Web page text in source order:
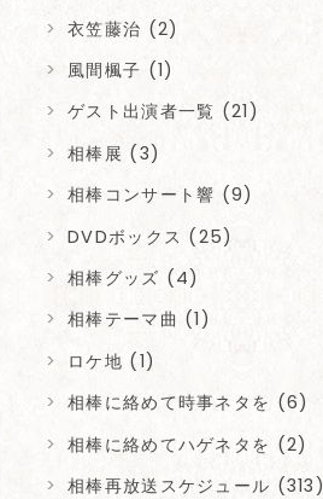
衣笠藤治 (2)
風間楓子 (1)
ゲスト出演者一覧 (21)
相棒展 (3)
相棒コンサート響 (9)
DVDボックス (25)
相棒グッズ (4)
相棒テーマ曲 (1)
ロケ地 (1)
相棒に絡めて時事ネタを (6)
相棒に絡めてハゲネタを (2)
相棒再放送スケジュール (313)